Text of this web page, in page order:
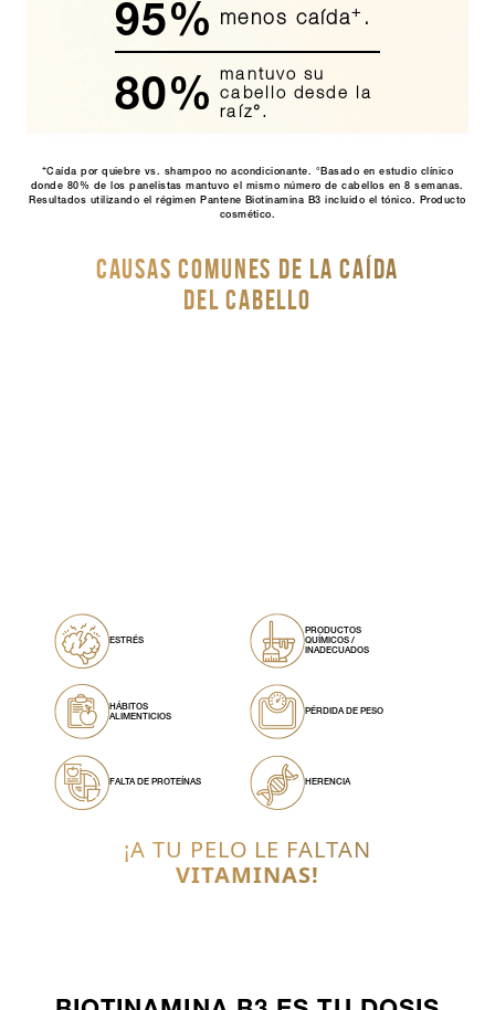
95% menos caída+ .
80%
mantuvo su
cabello desde la
raíz°.
+Caída por quiebre vs. shampoo no acondicionante. °Basado en estudio clínico
donde 80% de los panelistas mantuvo el mismo número de cabellos en 8 semanas.
Resultados utilizando el régimen Pantene Biotinamina B3 incluido el tónico. Producto
cosmético.
CAUSAS COMUNES DE LA CAÍDA
DEL CABELLO
ESTRÉS
PRODUCTOS
QUÍMICOS /
INADECUADOS
HÁBITOS
ALIMENTICIOS
PÉRDIDA DE PESO
FALTA DE PROTEÍNAS HERENCIA
¡A TU PELO LE FALTAN
VITAMINAS!